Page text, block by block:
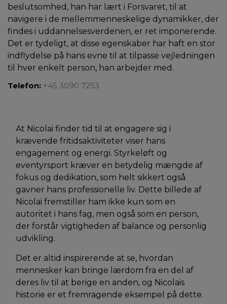
beslutsomhed, han har lært i Forsvaret, til at
navigere i de mellemmenneskelige dynamikker, der
findes i uddannelsesverdenen, er ret imponerende.
Det er tydeligt, at disse egenskaber har haft en stor
indflydelse på hans evne til at tilpasse vejledningen
til hver enkelt person, han arbejder med.
Telefon: +45 3090 7253
At Nicolai finder tid til at engagere sig i
krævende fritidsaktiviteter viser hans
engagement og energi. Styrkeløft og
eventyrsport kræver en betydelig mængde af
fokus og dedikation, som helt sikkert også
gavner hans professionelle liv. Dette billede af
Nicolai fremstiller ham ikke kun som en
autoritet i hans fag, men også som en person,
der forstår vigtigheden af balance og personlig
udvikling.
Det er altid inspirerende at se, hvordan
mennesker kan bringe lærdom fra en del af
deres liv til at berige en anden, og Nicolais
historie er et fremragende eksempel på dette.